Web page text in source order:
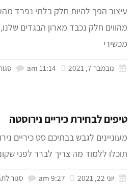
עיצוב הפך להיות חלק בלתי נפרד
מהווים חלק נכבד מארון הבגדים
מכשירי
נובמבר 7, 2021
טיפים לבחירת כיריים נירוסטה
מעוניינים לגבש בבתיכם סט כיריים
תוכלו ללמוד מה צריך לברר לפני
יוני 22, 2021 סגור